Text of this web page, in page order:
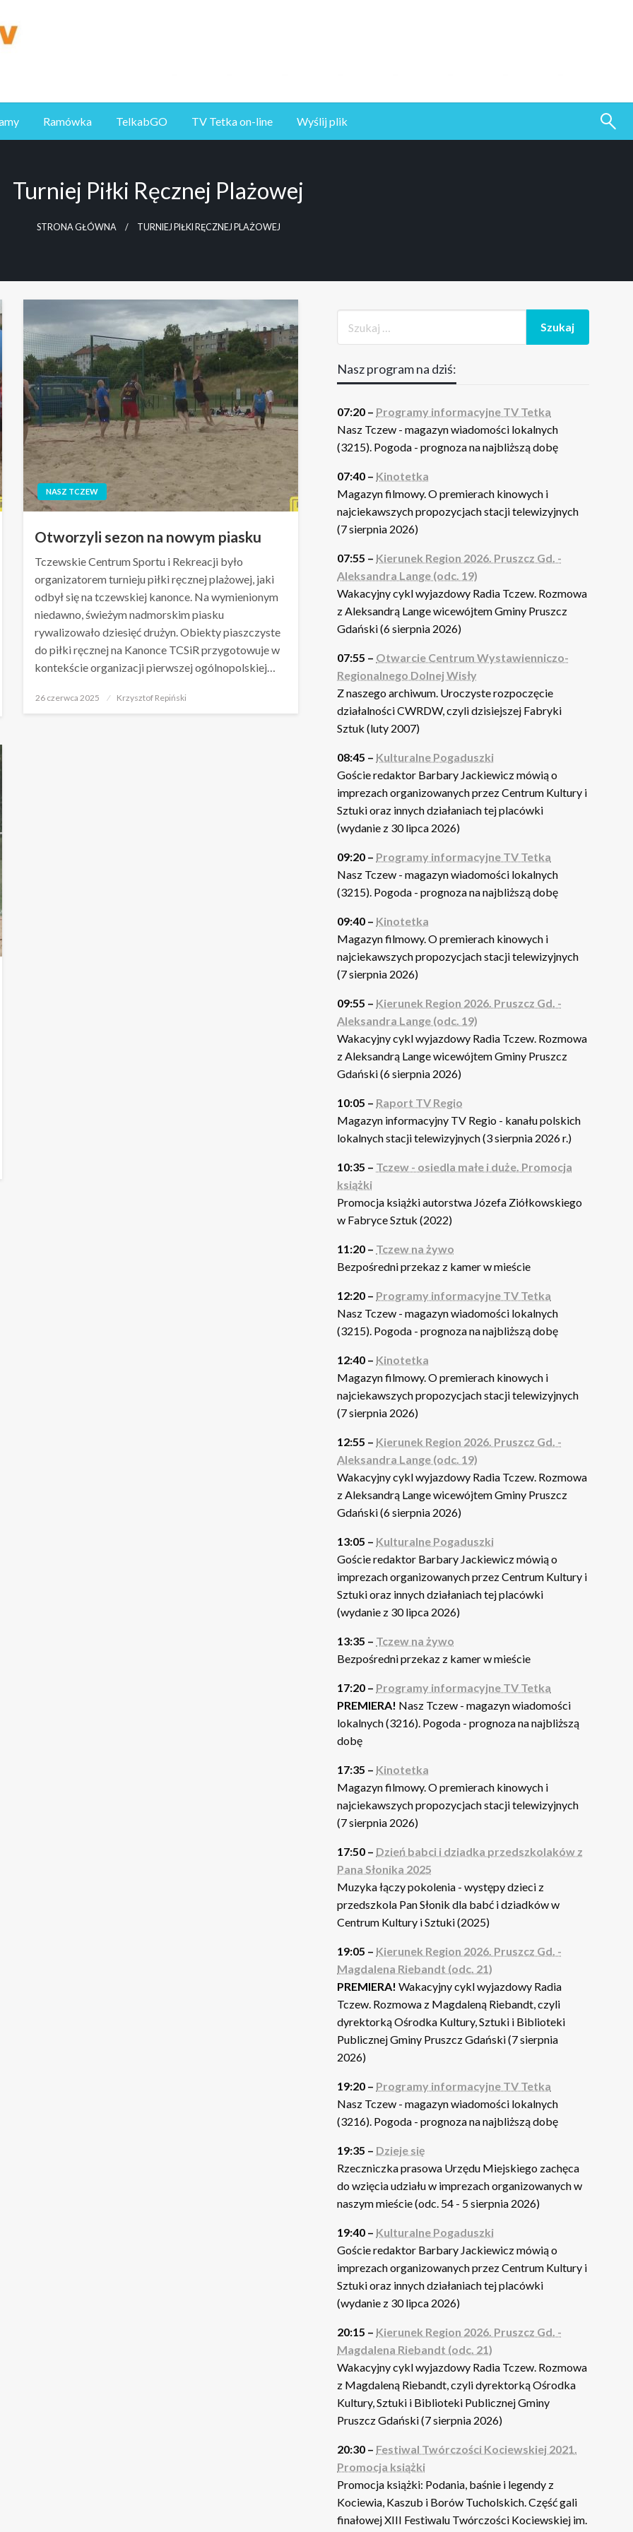
Ramówka TelkabGO TV Tetka on-line Wyślij plik
Turniej Piłki Ręcznej Plażowej
STRONA GŁÓWNA TURNIEJ PIŁKI RĘCZNEJ PLAŻOWEJ
NASZ TCZEW
Otworzyli sezon na nowym piasku
Tczewskie Centrum Sportu i Rekreacji było
organizatorem turnieju piłki ręcznej plażowej, jaki
odbył się na tczewskiej kanonce. Na wymienionym
niedawno, świeżym nadmorskim piasku
rywalizowało dziesięć drużyn. Obiekty piaszczyste
do piłki ręcznej na Kanonce TCSiR przygotowuje w
kontekście organizacji pierwszej ogólnopolskiej…
Opublikowane
26 czerwca 2025 Krzysztof Repiński
Nasz program na dziś:
07:20 – Programy informacyjne TV Tetka
Nasz Tczew - magazyn wiadomości lokalnych
(3215). Pogoda - prognoza na najbliższą dobę
07:40 – Kinotetka
Magazyn filmowy. O premierach kinowych i
najciekawszych propozycjach stacji telewizyjnych
(7 sierpnia 2026)
07:55 – Kierunek Region 2026. Pruszcz Gd. -
Aleksandra Lange (odc. 19)
Wakacyjny cykl wyjazdowy Radia Tczew. Rozmowa
z Aleksandrą Lange wicewójtem Gminy Pruszcz
Gdański (6 sierpnia 2026)
07:55 – Otwarcie Centrum Wystawienniczo-
Regionalnego Dolnej Wisły
Z naszego archiwum. Uroczyste rozpoczęcie
działalności CWRDW, czyli dzisiejszej Fabryki
Sztuk (luty 2007)
08:45 – Kulturalne Pogaduszki
Goście redaktor Barbary Jackiewicz mówią o
imprezach organizowanych przez Centrum Kultury i
Sztuki oraz innych działaniach tej placówki
(wydanie z 30 lipca 2026)
09:20 – Programy informacyjne TV Tetka
Nasz Tczew - magazyn wiadomości lokalnych
(3215). Pogoda - prognoza na najbliższą dobę
09:40 – Kinotetka
Magazyn filmowy. O premierach kinowych i
najciekawszych propozycjach stacji telewizyjnych
(7 sierpnia 2026)
09:55 – Kierunek Region 2026. Pruszcz Gd. -
Aleksandra Lange (odc. 19)
Wakacyjny cykl wyjazdowy Radia Tczew. Rozmowa
z Aleksandrą Lange wicewójtem Gminy Pruszcz
Gdański (6 sierpnia 2026)
10:05 – Raport TV Regio
Magazyn informacyjny TV Regio - kanału polskich
lokalnych stacji telewizyjnych (3 sierpnia 2026 r.)
10:35 – Tczew - osiedla małe i duże. Promocja
książki
Promocja książki autorstwa Józefa Ziółkowskiego
w Fabryce Sztuk (2022)
11:20 – Tczew na żywo
Bezpośredni przekaz z kamer w mieście
12:20 – Programy informacyjne TV Tetka
Nasz Tczew - magazyn wiadomości lokalnych
(3215). Pogoda - prognoza na najbliższą dobę
12:40 – Kinotetka
Magazyn filmowy. O premierach kinowych i
najciekawszych propozycjach stacji telewizyjnych
(7 sierpnia 2026)
12:55 – Kierunek Region 2026. Pruszcz Gd. -
Aleksandra Lange (odc. 19)
Wakacyjny cykl wyjazdowy Radia Tczew. Rozmowa
z Aleksandrą Lange wicewójtem Gminy Pruszcz
Gdański (6 sierpnia 2026)
13:05 – Kulturalne Pogaduszki
Goście redaktor Barbary Jackiewicz mówią o
imprezach organizowanych przez Centrum Kultury i
Sztuki oraz innych działaniach tej placówki
(wydanie z 30 lipca 2026)
13:35 – Tczew na żywo
Bezpośredni przekaz z kamer w mieście
17:20 – Programy informacyjne TV Tetka
PREMIERA! Nasz Tczew - magazyn wiadomości
lokalnych (3216). Pogoda - prognoza na najbliższą
dobę
17:35 – Kinotetka
Magazyn filmowy. O premierach kinowych i
najciekawszych propozycjach stacji telewizyjnych
(7 sierpnia 2026)
17:50 – Dzień babci i dziadka przedszkolaków z
Pana Słonika 2025
Muzyka łączy pokolenia - występy dzieci z
przedszkola Pan Słonik dla babć i dziadków w
Centrum Kultury i Sztuki (2025)
19:05 – Kierunek Region 2026. Pruszcz Gd. -
Magdalena Riebandt (odc. 21)
PREMIERA! Wakacyjny cykl wyjazdowy Radia
Tczew. Rozmowa z Magdaleną Riebandt, czyli
dyrektorką Ośrodka Kultury, Sztuki i Biblioteki
Publicznej Gminy Pruszcz Gdański (7 sierpnia
2026)
19:20 – Programy informacyjne TV Tetka
Nasz Tczew - magazyn wiadomości lokalnych
(3216). Pogoda - prognoza na najbliższą dobę
19:35 – Dzieje się
Rzeczniczka prasowa Urzędu Miejskiego zachęca
do wzięcia udziału w imprezach organizowanych w
naszym mieście (odc. 54 - 5 sierpnia 2026)
19:40 – Kulturalne Pogaduszki
Goście redaktor Barbary Jackiewicz mówią o
imprezach organizowanych przez Centrum Kultury i
Sztuki oraz innych działaniach tej placówki
(wydanie z 30 lipca 2026)
20:15 – Kierunek Region 2026. Pruszcz Gd. -
Magdalena Riebandt (odc. 21)
Wakacyjny cykl wyjazdowy Radia Tczew. Rozmowa
z Magdaleną Riebandt, czyli dyrektorką Ośrodka
Kultury, Sztuki i Biblioteki Publicznej Gminy
Pruszcz Gdański (7 sierpnia 2026)
20:30 – Festiwal Twórczości Kociewskiej 2021.
Promocja książki
Promocja książki: Podania, baśnie i legendy z
Kociewia, Kaszub i Borów Tucholskich. Część gali
finałowej XIII Festiwalu Twórczości Kociewskiej im.